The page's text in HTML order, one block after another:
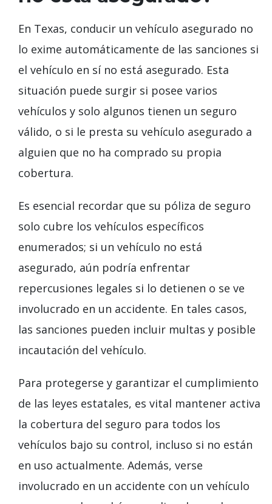
En Texas, conducir un vehículo asegurado no
lo exime automáticamente de las sanciones si
el vehículo en sí no está asegurado. Esta
situación puede surgir si posee varios
vehículos y solo algunos tienen un seguro
válido, o si le presta su vehículo asegurado a
alguien que no ha comprado su propia
cobertura.
Es esencial recordar que su póliza de seguro
solo cubre los vehículos específicos
enumerados; si un vehículo no está
asegurado, aún podría enfrentar
repercusiones legales si lo detienen o se ve
involucrado en un accidente. En tales casos,
las sanciones pueden incluir multas y posible
incautación del vehículo.
Para protegerse y garantizar el cumplimiento
de las leyes estatales, es vital mantener activa
la cobertura del seguro para todos los
vehículos bajo su control, incluso si no están
en uso actualmente. Además, verse
involucrado en un accidente con un vehículo